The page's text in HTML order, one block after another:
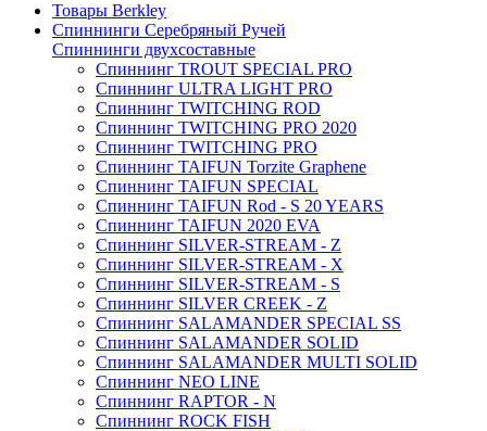
Товары Berkley
Спиннинги Серебряный Ручей
Спиннинги двухсоставные
Спиннинг TROUT SPECIAL PRO
Спиннинг ULTRA LIGHT PRO
Спиннинг TWITCHING ROD
Спиннинг TWITCHING PRO 2020
Спиннинг TWITCHING PRO
Спиннинг TAIFUN Torzite Graphene
Спиннинг TAIFUN SPECIAL
Спиннинг TAIFUN Rod - S 20 YEARS
Спиннинг TAIFUN 2020 EVA
Спиннинг SILVER-STREAM - Z
Спиннинг SILVER-STREAM - X
Спиннинг SILVER-STREAM - S
Спиннинг SILVER CREEK - Z
Спиннинг SALAMANDER SPECIAL SS
Спиннинг SALAMANDER SOLID
Спиннинг SALAMANDER MULTI SOLID
Спиннинг NEO LINE
Спиннинг RAPTOR - N
Спиннинг ROCK FISH